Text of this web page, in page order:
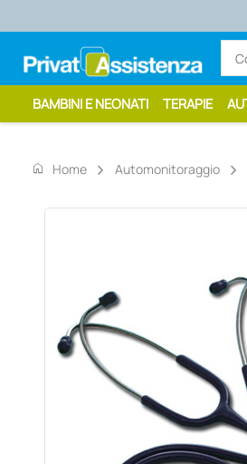
BAMBINI E NEONATI TERAPIE
home Home Automonitoraggio